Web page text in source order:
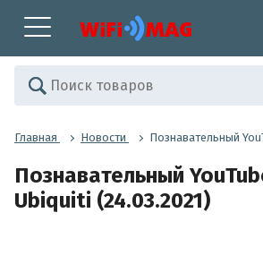
Главная Новости Познавательный
Познавательный
Ubiquiti (24.03.2021)